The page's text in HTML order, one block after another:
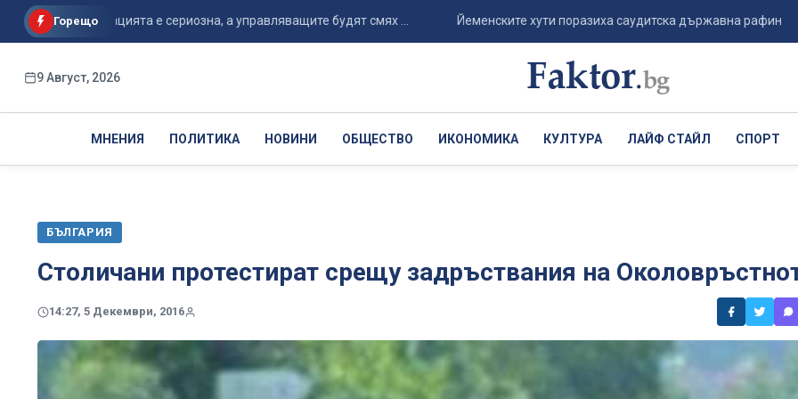
Горещо
Ситуацията е сериозна, а управляващите будят смях ... Йеменските хути поразиха саудитска държавна рафинерия на
9 Август, 2026
МНЕНИЯ ПОЛИТИКА НОВИНИ ОБЩЕСТВО ИКОНОМИКА КУЛТУРА ЛАЙФ СТАЙЛ СПОРТ
БЪЛГАРИЯ
Столичани протестират срещу задръствания на
14:27, 5 Декември, 2016